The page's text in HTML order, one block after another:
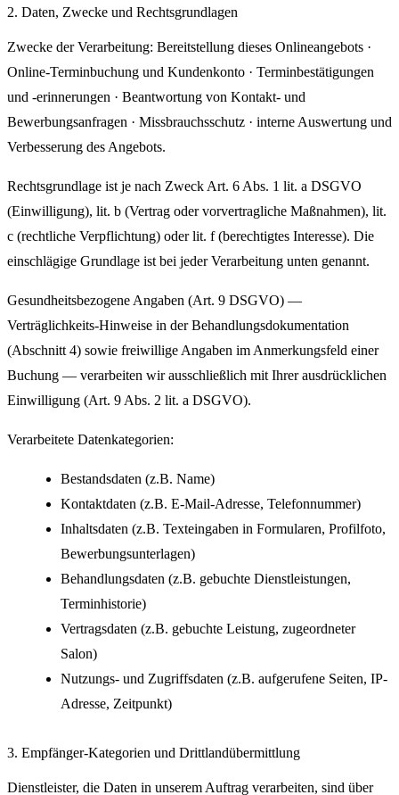
2. Daten, Zwecke und Rechtsgrundlagen
Zwecke der Verarbeitung: Bereitstellung dieses Onlineangebots ·
Online-Terminbuchung und Kundenkonto · Terminbestätigungen
und -erinnerungen · Beantwortung von Kontakt- und
Bewerbungsanfragen · Missbrauchsschutz · interne Auswertung und
Verbesserung des Angebots.
Rechtsgrundlage ist je nach Zweck Art. 6 Abs. 1 lit. a DSGVO
(Einwilligung), lit. b (Vertrag oder vorvertragliche Maßnahmen), lit.
c (rechtliche Verpflichtung) oder lit. f (berechtigtes Interesse). Die
einschlägige Grundlage ist bei jeder Verarbeitung unten genannt.
Gesundheitsbezogene Angaben (Art. 9 DSGVO) —
Verträglichkeits-Hinweise in der Behandlungsdokumentation
(Abschnitt 4) sowie freiwillige Angaben im Anmerkungsfeld einer
Buchung — verarbeiten wir ausschließlich mit Ihrer ausdrücklichen
Einwilligung (Art. 9 Abs. 2 lit. a DSGVO).
Verarbeitete Datenkategorien:
Bestandsdaten (z.B. Name)
Kontaktdaten (z.B. E-Mail-Adresse, Telefonnummer)
Inhaltsdaten (z.B. Texteingaben in Formularen, Profilfoto,
Bewerbungsunterlagen)
Behandlungsdaten (z.B. gebuchte Dienstleistungen,
Terminhistorie)
Vertragsdaten (z.B. gebuchte Leistung, zugeordneter
Salon)
Nutzungs- und Zugriffsdaten (z.B. aufgerufene Seiten, IP-
Adresse, Zeitpunkt)
3. Empfänger-Kategorien und Drittlandübermittlung
Dienstleister, die Daten in unserem Auftrag verarbeiten, sind über